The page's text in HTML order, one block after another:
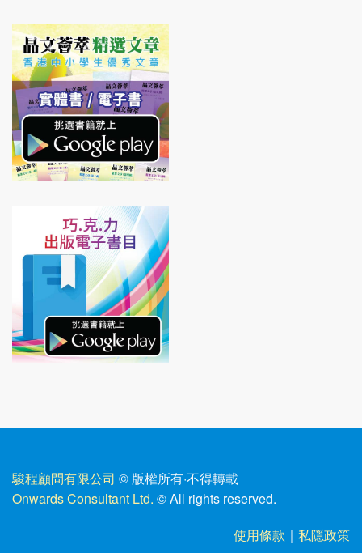
駿程顧問有限公司 © 版權所有·不得轉載
Onwards Consultant Ltd. © All rights reserved.
使用條款 ｜ 私隱政策